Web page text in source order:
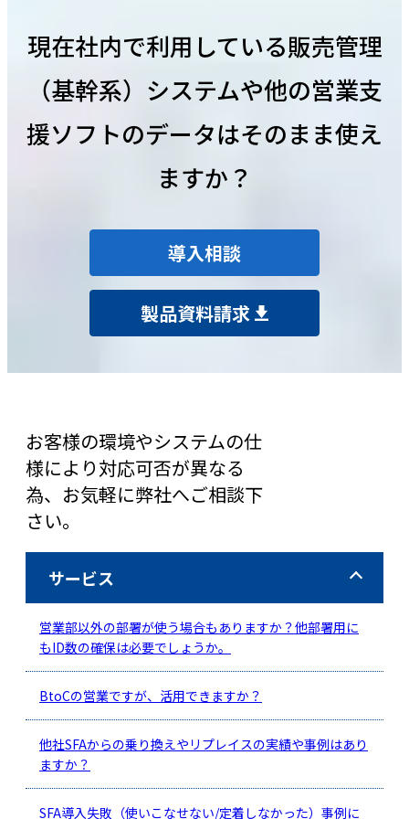
現在社内で利用している販売管理
（基幹系）システムや他の営業支
援ソフトのデータはそのまま使え
ますか？
導入相談
製品資料請求
サービス
営業部以外の部署が使う場合もありますか？他部署用に
もID数の確保は必要でしょうか。
BtoCの営業ですが、活用できますか？
他社SFAからの乗り換えやリプレイスの実績や事例はあり
ますか？
SFA導入失敗（使いこなせない/定着しなかった）事例に
お客様の環境やシステムの仕
様により対応可否が異なる
為、お気軽に弊社へご相談下
さい。